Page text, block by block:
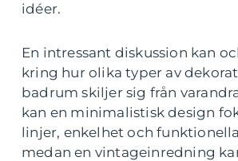
idéer.
En intressant diskussion kan
kring hur olika typer av
badrum skiljer sig från
kan en minimalistisk design
linjer, enkelhet och
medan en vintageinredning